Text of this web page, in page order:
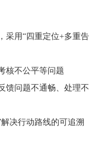
采用“四重定位+多重告
核不公平等问题
馈问题不通畅、处理不
决行动路线的可追溯